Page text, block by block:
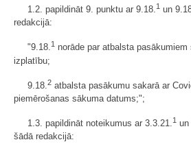
1.2. papildināt 9. punktu ar 9.18.1 un
redakcijā:
"9.18.1
norāde par atbalsta
izplatību;
9.18. 2 atbalsta pasākumu sakarā ar
piemērošanas sākuma datums;";
1.3. papildināt noteikumus ar 3.3.21.1 un
šādā redakcijā: